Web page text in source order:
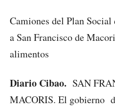
Camiones del Plan
a San Francisco de
alimentos
Diario Cibao. SAN
MACORIS. El gobierno